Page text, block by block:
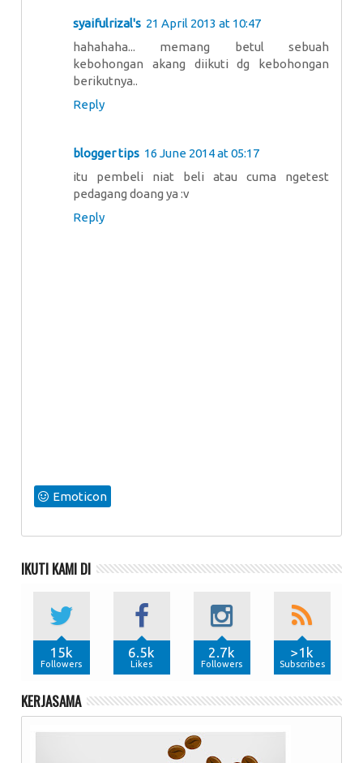
syaifulrizal's 21 April 2013 at 10:47
hahahaha... memang betul sebuah
kebohongan akang diikuti dg kebohongan
berikutnya..
Reply
blogger tips 16 June 2014 at 05:17
itu pembeli niat beli atau cuma ngetest
pedagang doang ya :v
Reply
Emoticon
IKUTI KAMI DI
15k
Followers
6.5k
Likes
2.7k
Followers
>1k
Subscribes
KERJASAMA